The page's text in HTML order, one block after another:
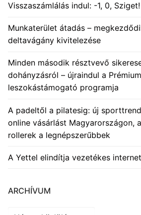
Visszaszámlálás indul: -1, 0, Sziget!
Munkaterület átadás –
deltavágány kivitelezése
Minden második résztvevő
dohányzásról – újraindul a
leszokástámogató programja
A padeltől a pilatesig: új
online vásárlást Magyarországon,
rollerek a legnépszerűbbek
A Yettel elindítja vezetékes
ARCHÍVUM
Archívum